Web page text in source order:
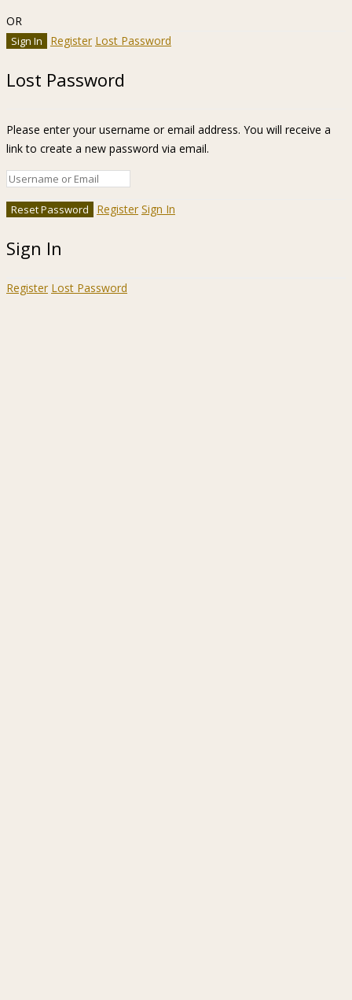
OR
Register Lost Password
Lost Password
Please enter your username or email address. You will receive a
link to create a new password via email.
Register Sign In
Sign In
Register Lost Password